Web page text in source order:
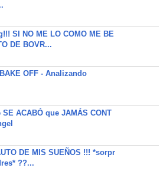
SI NO ME LO COMO ME BE
DE BOVR...
OFF - Analizando
SE ACABÓ que JAMÁS CONT
DE MIS SUEÑOS !!! *sorpr
??...